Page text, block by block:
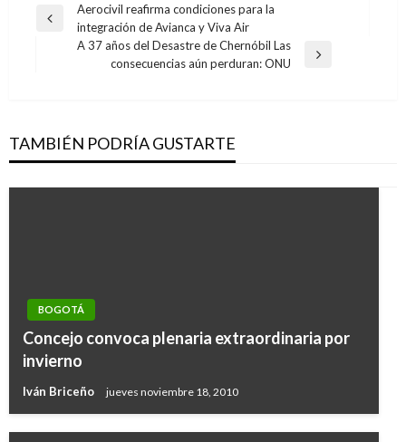
Navegación
Entrada
Aerocivil reafirma condiciones para la
integración de Avianca y Viva Air
A 37 años del Desastre de Chernóbil Las
consecuencias aún perduran: ONU
TAMBIÉN PODRÍA GUSTARTE
BOGOTÁ
Concejo convoca plenaria extraordinaria por
invierno
Iván Briceño jueves noviembre 18, 2010